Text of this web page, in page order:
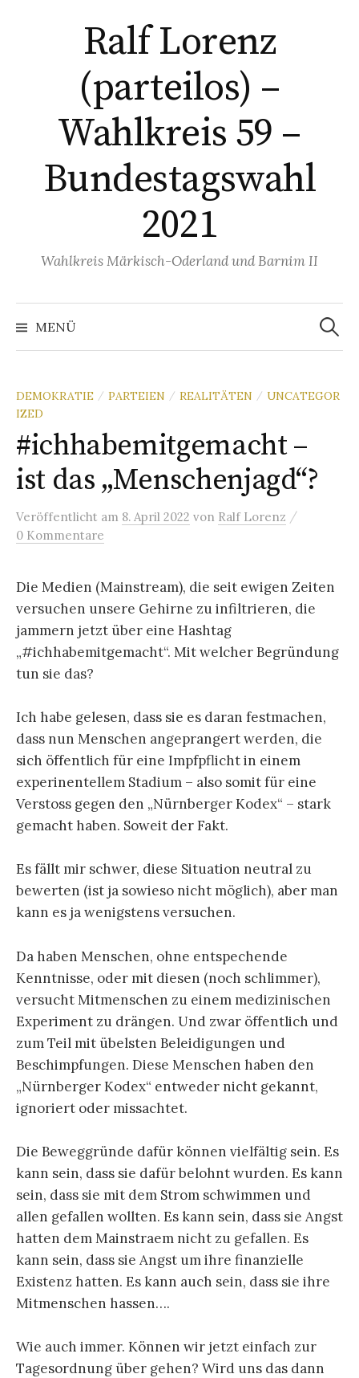
Ralf Lorenz
(parteilos) –
Wahlkreis 59 –
Bundestagswahl
2021
Wahlkreis Märkisch-Oderland und Barnim II
MENÜ
Suchen
nach:
DEMOKRATIE / PARTEIEN / REALITÄTEN / UNCATEGOR
IZED
#ichhabemitgemacht –
ist das „Menschenjagd“?
Veröffentlicht am 8. April 2022 von Ralf Lorenz /
0 Kommentare
Die Medien (Mainstream), die seit ewigen Zeiten
versuchen unsere Gehirne zu infiltrieren, die
jammern jetzt über eine Hashtag
„#ichhabemitgemacht“. Mit welcher Begründung
tun sie das?
Ich habe gelesen, dass sie es daran festmachen,
dass nun Menschen angeprangert werden, die
sich öffentlich für eine Impfpflicht in einem
experinentellem Stadium – also somit für eine
Verstoss gegen den „Nürnberger Kodex“ – stark
gemacht haben. Soweit der Fakt.
Es fällt mir schwer, diese Situation neutral zu
bewerten (ist ja sowieso nicht möglich), aber man
kann es ja wenigstens versuchen.
Da haben Menschen, ohne entspechende
Kenntnisse, oder mit diesen (noch schlimmer),
versucht Mitmenschen zu einem medizinischen
Experiment zu drängen. Und zwar öffentlich und
zum Teil mit übelsten Beleidigungen und
Beschimpfungen. Diese Menschen haben den
„Nürnberger Kodex“ entweder nicht gekannt,
ignoriert oder missachtet.
Die Beweggründe dafür können vielfältig sein. Es
kann sein, dass sie dafür belohnt wurden. Es kann
sein, dass sie mit dem Strom schwimmen und
allen gefallen wollten. Es kann sein, dass sie Angst
hatten dem Mainstraem nicht zu gefallen. Es
kann sein, dass sie Angst um ihre finanzielle
Existenz hatten. Es kann auch sein, dass sie ihre
Mitmenschen hassen….
Wie auch immer. Können wir jetzt einfach zur
Tagesordnung über gehen? Wird uns das dann